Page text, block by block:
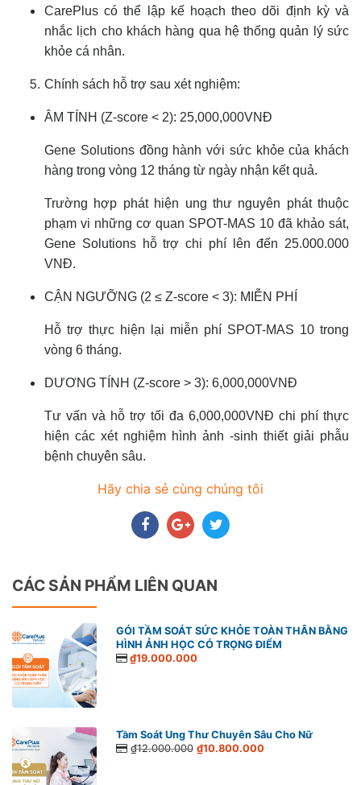
CarePlus có thể lập kế hoạch theo dõi định kỳ và
nhắc lịch cho khách hàng qua hệ thống quản lý sức
khỏe cá nhân.
Chính sách hỗ trợ sau xét nghiệm:
ÂM TÍNH (Z-score < 2): 25,000,000VNĐ
Gene Solutions đồng hành với sức khỏe của khách
hàng trong vòng 12 tháng từ ngày nhận kết quả.
Trường hợp phát hiện ung thư nguyên phát thuộc
phạm vi những cơ quan SPOT-MAS 10 đã khảo sát,
Gene Solutions hỗ trợ chi phí lên đến 25.000.000
VNĐ.
CẬN NGƯỠNG (2 ≤ Z-score < 3): MIỄN PHÍ
Hỗ trợ thực hiện lại miễn phí SPOT-MAS 10 trong
vòng 6 tháng.
DƯƠNG TÍNH (Z-score > 3): 6,000,000VNĐ
Tư vấn và hỗ trợ tối đa 6,000,000VNĐ chi phí thực
hiện các xét nghiệm hình ảnh -sinh thiết giải phẫu
bệnh chuyên sâu.
Hãy chia sẻ cùng chúng tôi
CÁC SẢN PHẨM LIÊN QUAN
GÓI TẦM SOÁT SỨC KHỎE TOÀN THÂN BẰNG
HÌNH ẢNH HỌC CÓ TRỌNG ĐIỂM
₫19.000.000
Tầm Soát Ung Thư Chuyên Sâu Cho Nữ
₫12.000.000 ₫10.800.000